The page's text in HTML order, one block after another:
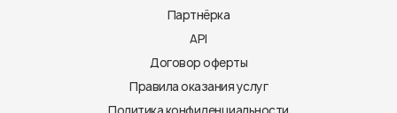
Партнёрка
API
Договор оферты
Правила оказания услуг